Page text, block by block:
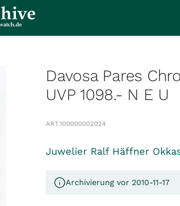
Davosa Pares
UVP 1098.- N E U
ART.100000002024
Juwelier Ralf Häffner
Archivierung vor 2010-11-17